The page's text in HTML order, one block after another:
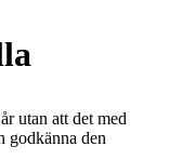
utan att det med
godkänna den